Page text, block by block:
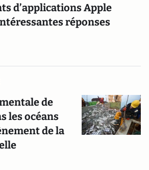
d’applications Apple
réponses
de
les océans
de la